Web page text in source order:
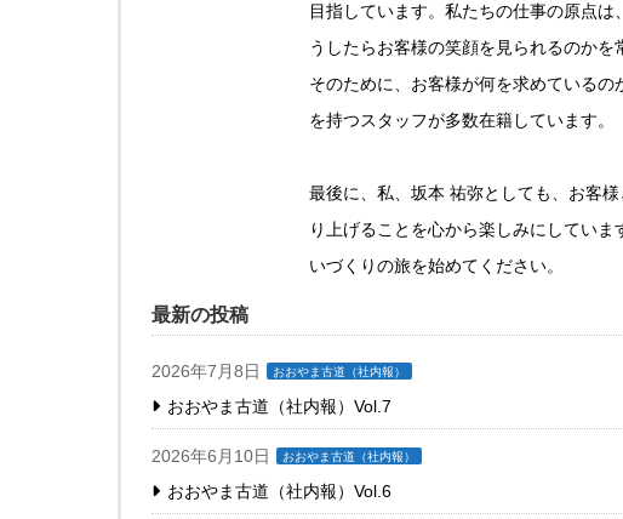
目指しています。私たちの仕事の原点
うしたらお客様の笑顔を見られるのかを
そのために、お客様が何を求めている
を持つスタッフが多数在籍しています。
最後に、私、坂本 祐弥としても、お客
り上げることを心から楽しみにしてい
いづくりの旅を始めてください。
最新の投稿
2026年7月8日 おおやま古道（社内報）
おおやま古道（社内報）Vol.7
2026年6月10日 おおやま古道（社内報）
おおやま古道（社内報）Vol.6